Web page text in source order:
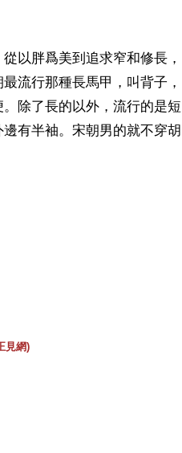
以胖爲美到追求窄和修長，
流行那種長馬甲，叫背子，
除了長的以外，流行的是短
有半袖。宋朝男的就不穿胡
見網)